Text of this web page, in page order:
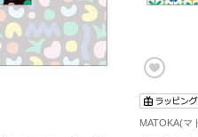
MATOKA(マ